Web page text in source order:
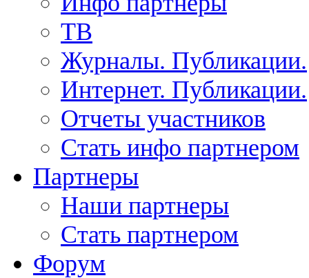
ТВ
Журналы. Публикации.
Интернет. Публикации.
Отчеты участников
Стать инфо партнером
Партнеры
Наши партнеры
Стать партнером
Форум